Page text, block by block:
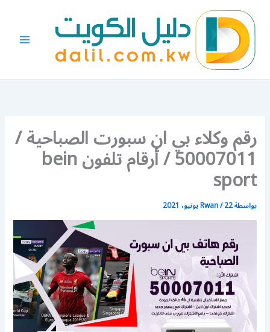
المحتوى
رقم وكلاء بي ان سبورت الصباحية /
50007011 / أرقام تلفون bein
sport
بواسطة Rwan/22 يونيو، 2021